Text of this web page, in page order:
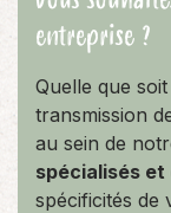
entreprise ?
Quelle que
transmission
au sein de
spécialisés
spécificités de